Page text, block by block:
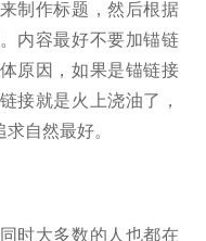
制作标题，然后根据
内容最好不要加锚链
原因，如果是锚链接
接就是火上浇油了，
自然最好。
时大多数的人也都在